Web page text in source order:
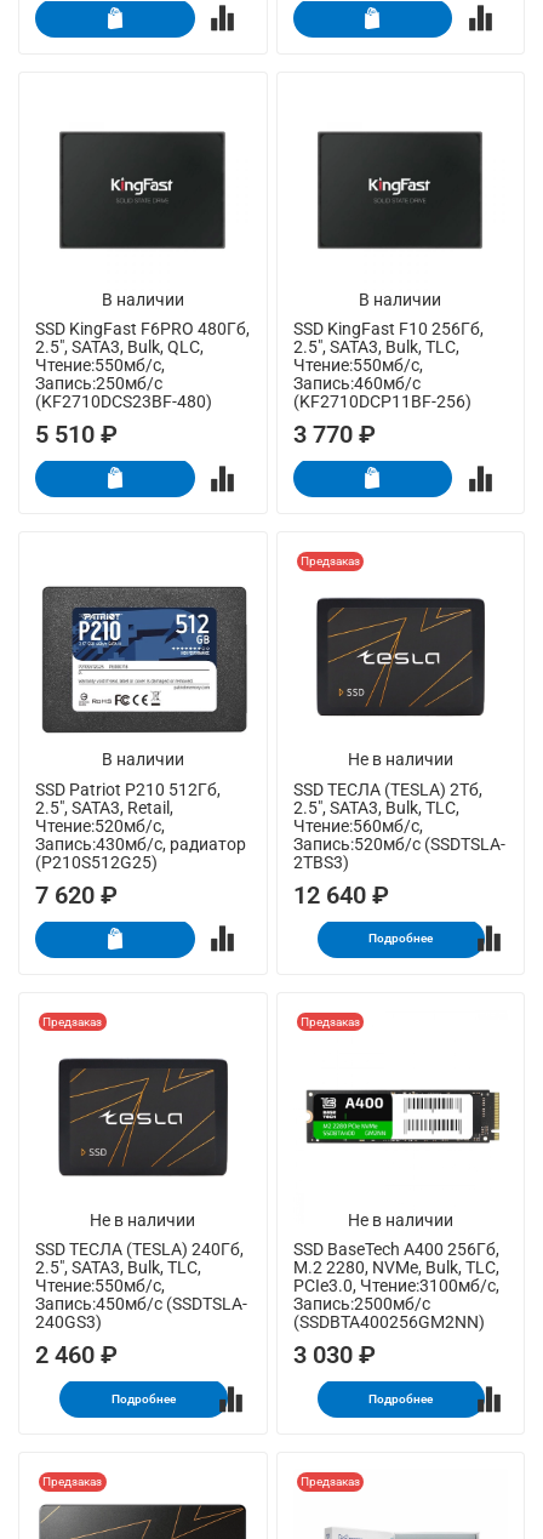
В наличии
SSD KingFast F6PRO 480Гб,
2.5", SATA3, Bulk, QLC,
Чтение:550мб/с,
Запись:250мб/с
(KF2710DCS23BF-480)
5 510 ₽
В наличии
SSD KingFast F10 256Гб,
2.5", SATA3, Bulk, TLC,
Чтение:550мб/с,
Запись:460мб/с
(KF2710DCP11BF-256)
3 770 ₽
В наличии
SSD Patriot P210 512Гб,
2.5", SATA3, Retail,
Чтение:520мб/с,
Запись:430мб/с, радиатор
(P210S512G25)
7 620 ₽
Не в наличии
Предзаказ
SSD ТЕСЛА (TESLA) 2Тб,
2.5", SATA3, Bulk, TLC,
Чтение:560мб/с,
Запись:520мб/с (SSDTSLA-
2TBS3)
12 640 ₽
Подробнее
Не в наличии
Предзаказ
SSD ТЕСЛА (TESLA) 240Гб,
2.5", SATA3, Bulk, TLC,
Чтение:550мб/с,
Запись:450мб/с (SSDTSLA-
240GS3)
2 460 ₽
Подробнее
Не в наличии
Предзаказ
SSD BaseTech A400 256Гб,
M.2 2280, NVMe, Bulk, TLC,
PCIe3.0, Чтение:3100мб/с,
Запись:2500мб/с
(SSDBTA400256GM2NN)
3 030 ₽
Подробнее
Предзаказ Предзаказ